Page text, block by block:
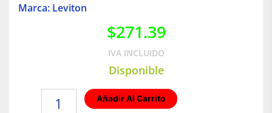
Marca: Leviton
$271.39
IVA INCLUIDO
Disponible
Añadir Al Carrito